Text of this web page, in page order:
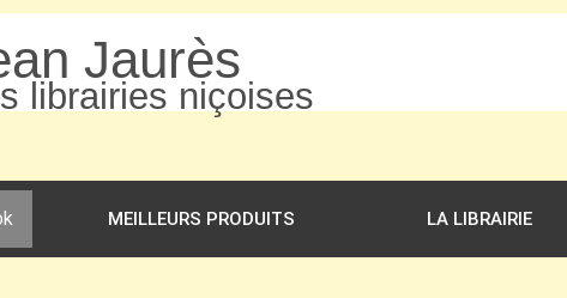
Jaurès
librairies niçoises
MEILLEURS PRODUITS LA LIBRAIRIE